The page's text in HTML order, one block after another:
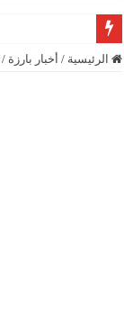
الرئيسية / أخبار بارزة /